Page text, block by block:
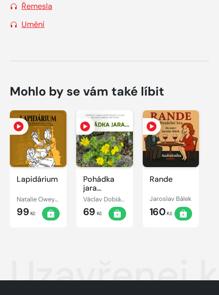
Řemesla
Umění
Mohlo by se vám také líbit
Lapidárium
Natalie Oweyssi
99 Kč
Pohádka
jara...
Václav Dobiáš, Julius Fučík, Vilém Kyral, Václav Vačkář, František Jánský, Rudolf Urbanec
69 Kč
Rande
Jaroslav Bálek
160Kč
Uzavřenej